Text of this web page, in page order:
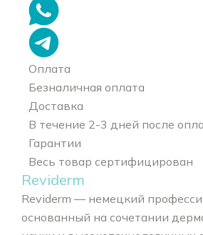
Оплата
Безналичная оплата
Доставка
В течение 2-3 дней после
Гарантии
Весь товар сертифицирован
Reviderm
Reviderm — немецкий
основанный на сочетании